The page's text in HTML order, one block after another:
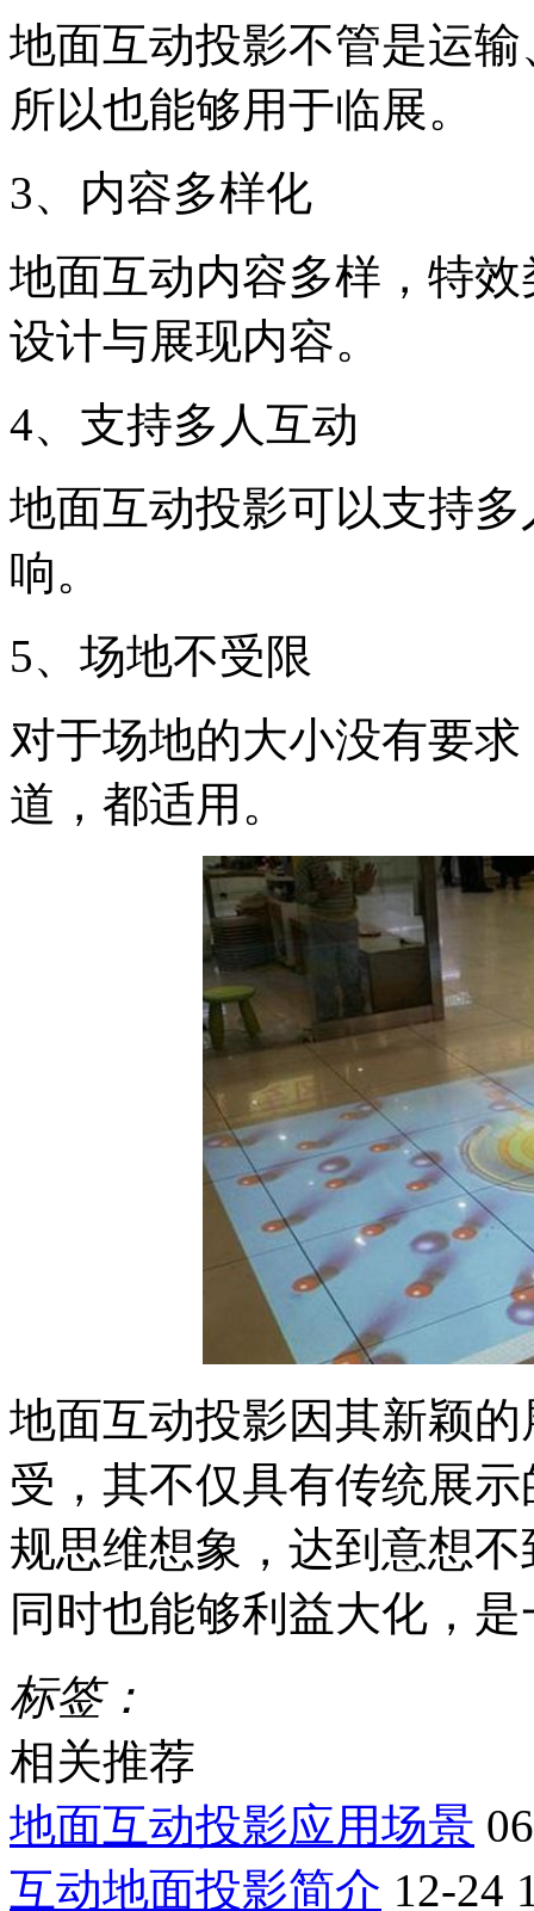
地面互动投影不管是运
所以也能够用于临展。
3、内容多样化
地面互动内容多样，特
设计与展现内容。
4、支持多人互动
地面互动投影可以支持
响。
5、场地不受限
对于场地的大小没有要
道，都适用。
地面互动投影因其新颖
受，其不仅具有传统展
规思维想象，达到意想
同时也能够利益大化，
标签：
相关推荐
地面互动投影应用场景
互动地面投影简介 12-24